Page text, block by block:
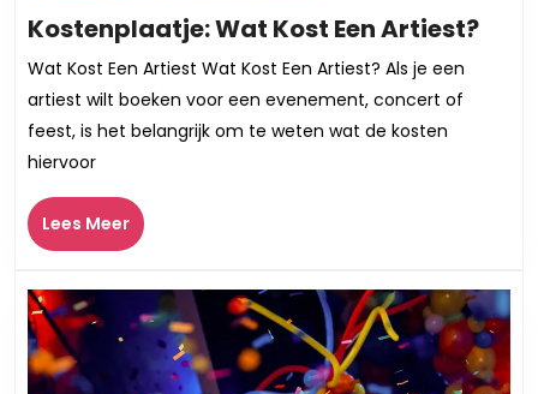
Kostenplaatje: Wat Kost Een Artiest?
Wat Kost Een Artiest Wat Kost Een Artiest? Als je een
artiest wilt boeken voor een evenement, concert of
feest, is het belangrijk om te weten wat de kosten
hiervoor
Lees MeerLees
Meer